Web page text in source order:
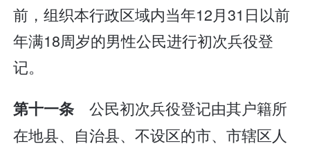
前，组织本行政区域内当年12月31日以前
年满18周岁的男性公民进行初次兵役登
记。
第十一条公民初次兵役登记由其户籍所
在地县、自治县、不设区的市、市辖区人